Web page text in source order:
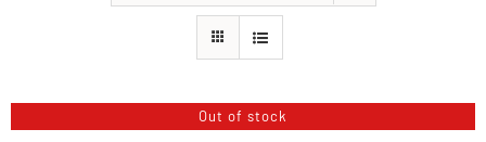
PRODUKTE
Out of stock